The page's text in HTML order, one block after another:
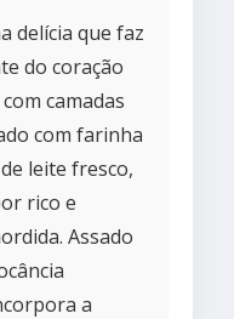
delícia que faz
do coração
camadas
com farinha
leite fresco,
rico e
Assado
a